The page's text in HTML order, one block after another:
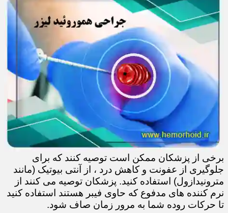
برخی از پزشکان ممکن است توصیه کنند که برای
جلوگیری از عفونت و کاهش درد ، از آنتی بیوتیک (مانند
مترونیدازول) استفاده کنید. پزشکان توصیه می کنند از
نرم کننده های مدفوع که حاوی فیبر هستند استفاده کنید
تا حرکات روده شما به مرور زمان صاف شود.